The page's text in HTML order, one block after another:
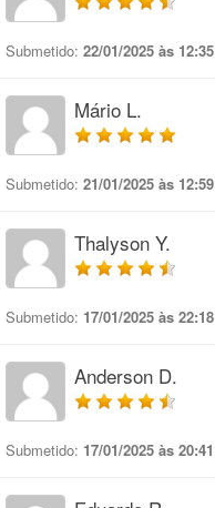
Submetido: 22/01/2025 às 12:35
Mário L.
Submetido: 21/01/2025 às 12:59
Thalyson Y.
Submetido: 17/01/2025 às 22:18
Anderson D.
Submetido: 17/01/2025 às 20:41